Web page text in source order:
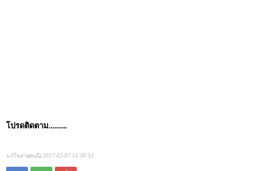
โปรดติดตาม..........
แก้ไขล่าสุดเมื่อ 2017-02-07 14:30:53